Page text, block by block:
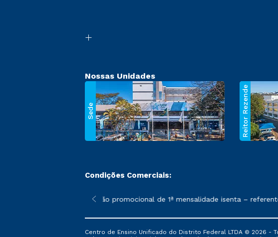
Nossas Unidades
Sede Reitor Rezende
Condições Comerciais:
sofrer alterações nos períodos de rematrícula conforme exposto no
*A condição promocional de 1ª mensalidade isenta –
Centro de Ensino Unificado do Distrito Federal LTDA © 2026 -